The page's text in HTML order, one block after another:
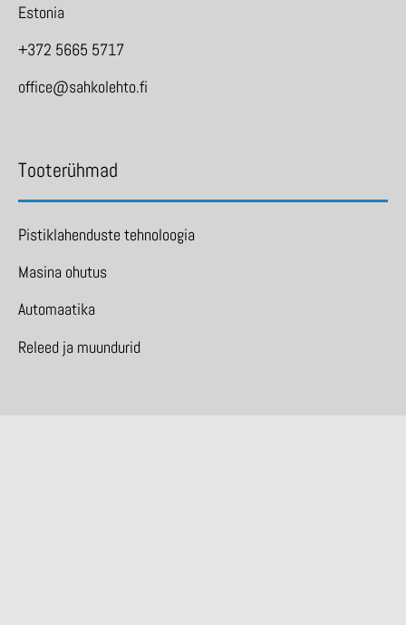
Estonia
+372 5665 5717
office@sahkolehto.fi
Tooterühmad
Pistiklahenduste tehnoloogia
Masina ohutus
Automaatika
Releed ja muundurid